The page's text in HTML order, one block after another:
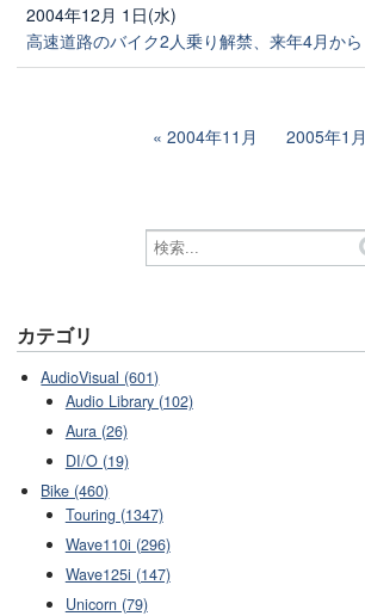
2004年12月 1日(水)
高速道路のバイク2人乗り解禁、来年4月から
2004年11月 2005年1月
カテゴリ
AudioVisual (601)
Audio Library (102)
Aura (26)
DI/O (19)
Bike (460)
Touring (1347)
Wave110i (296)
Wave125i (147)
Unicorn (79)